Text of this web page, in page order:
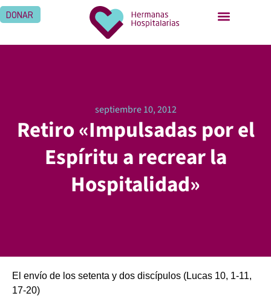
DONAR
septiembre 10, 2012
Retiro «Impulsadas por el
Espíritu a recrear la
Hospitalidad»
El envío de los setenta y dos discípulos (Lucas 10, 1-11,
17-20)